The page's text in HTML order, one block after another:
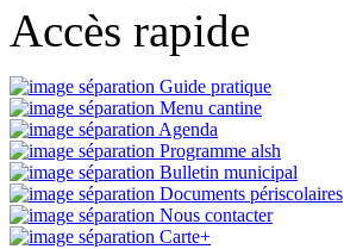
Accès rapide
Guide pratique
Menu cantine
Agenda
Programme alsh
Bulletin municipal
Documents périscolaires
Nous contacter
Carte+